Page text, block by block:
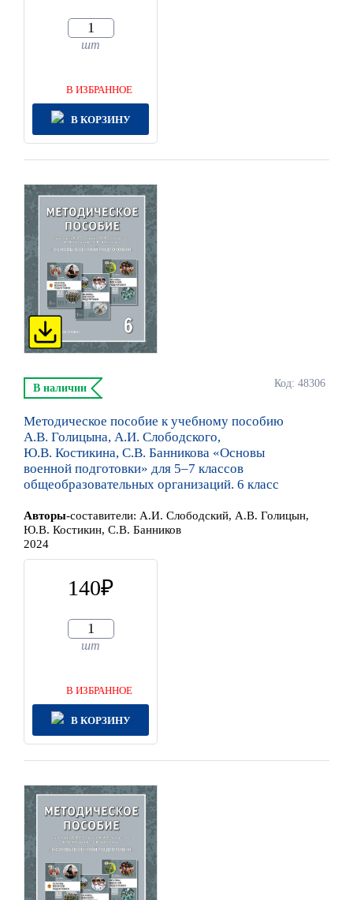
шт
В ИЗБРАННОЕ
В КОРЗИНУ
Код: 48306
В наличии
Методическое пособие к учебному пособию
А.В. Голицына, А.И. Слободского,
Ю.В. Костикина, С.В. Банникова «Основы
военной подготовки» для 5–7 классов
общеобразовательных организаций. 6 класс
Авторы-составители: А.И. Слободский, А.В. Голицын,
Ю.В. Костикин, С.В. Банников
2024
140
шт
В ИЗБРАННОЕ
В КОРЗИНУ